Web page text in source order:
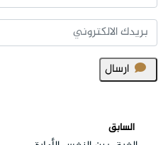
ارسال
السابق